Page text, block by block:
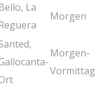
La
Morgen
Morgen-
Vormittag